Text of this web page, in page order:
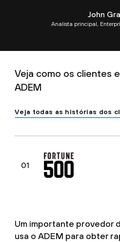
John
Analista principal,
Veja como os clientes
ADEM
Veja todas as histórias dos
01
Um importante provedor
usa o ADEM para obter